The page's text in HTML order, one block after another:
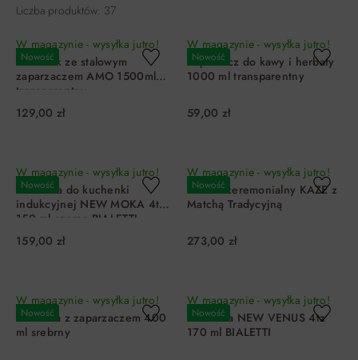
Liczba produktów: 37
Nowość
W magazynie - wysyłka jutro!
Dzbanek ze stalowym
zaparzaczem AMO 1500ml
transparentny
129,00 zł
Nowość
W magazynie - wysyłka jutro!
Zaparzacz do kawy i herbaty
1000 ml transparentny
59,00 zł
Nowość
W magazynie - wysyłka jutro!
Kawiarka do kuchenki
indukcyjnej NEW MOKA 4tz
150 ml czarna BIALETTI
159,00 zł
Nowość
W magazynie - wysyłka jutro!
Zestaw ceremonialny KAZE z
Matchą Tradycyjną
273,00 zł
Nowość
W magazynie - wysyłka jutro!
Szklanka z zaparzaczem 400
ml srebrny
Nowość
W magazynie - wysyłka jutro!
Kawiarka NEW VENUS 4tz
170 ml BIALETTI